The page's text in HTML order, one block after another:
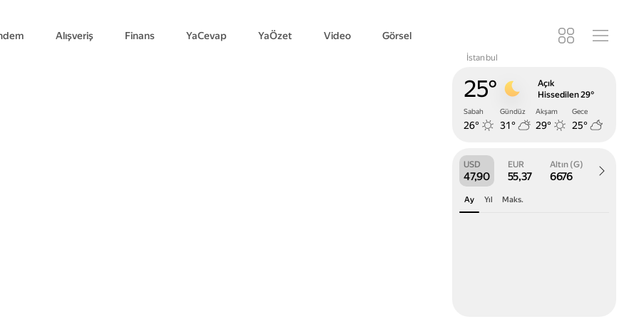
Alışveriş Finans YaCevap YaÖzet Video Görsel
İstanbul
Durumu
25°
Açık
Hissedilen 29°
Sabah
26°
Gündüz
31°
Akşam
29°
Gece
25°
Borsa
USD
47,90
EUR
55,37
Altın (G)
6676
Ay Yıl Maks.